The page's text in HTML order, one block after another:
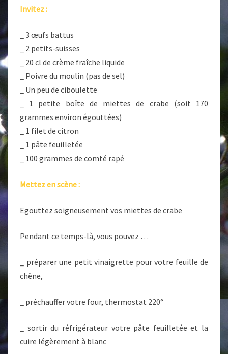
Invitez :
_ 3 œufs battus
_ 2 petits-suisses
_ 20 cl de crème fraîche liquide
_ Poivre du moulin (pas de sel)
_ Un peu de ciboulette
_ 1 petite boîte de miettes de crabe (soit 170
grammes environ égouttées)
_ 1 filet de citron
_ 1 pâte feuilletée
_ 100 grammes de comté rapé
Mettez en scène :
Egouttez soigneusement vos miettes de crabe
Pendant ce temps-là, vous pouvez …
_ préparer une petit vinaigrette pour votre feuille de
chêne,
_ préchauffer votre four, thermostat 220°
_ sortir du réfrigérateur votre pâte feuilletée et la
cuire légèrement à blanc